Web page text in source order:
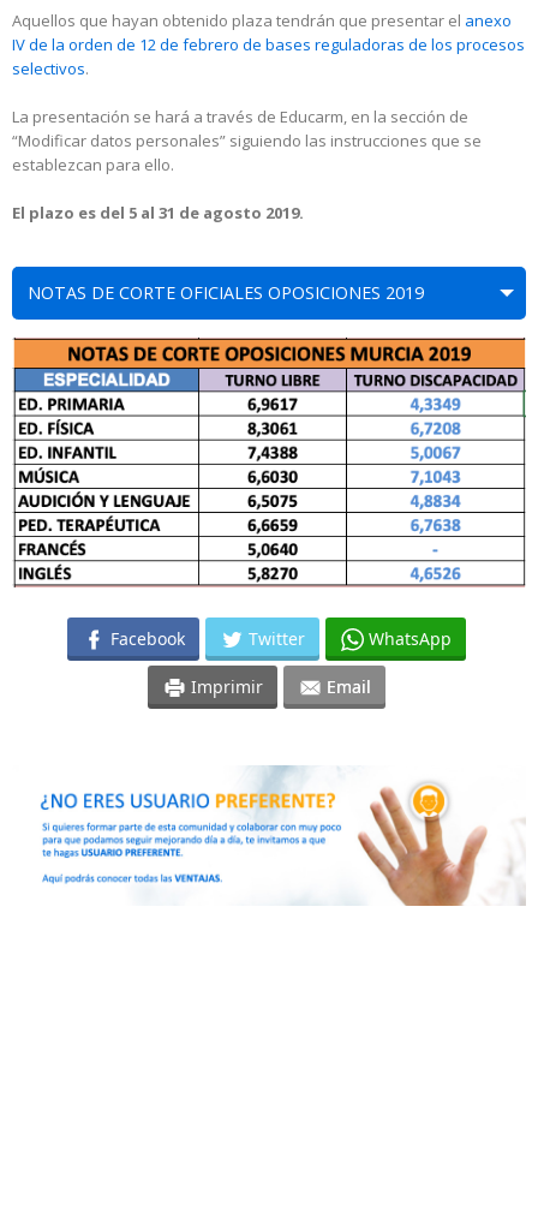
Aquellos que hayan obtenido plaza tendrán que presentar el anexo
IV de la orden de 12 de febrero de bases reguladoras de los procesos
selectivos.
La presentación se hará a través de Educarm, en la sección de
“Modificar datos personales” siguiendo las instrucciones que se
establezcan para ello.
El plazo es del 5 al 31 de agosto 2019.
NOTAS DE CORTE OFICIALES OPOSICIONES 2019
Facebook Twitter WhatsApp
Imprimir Email